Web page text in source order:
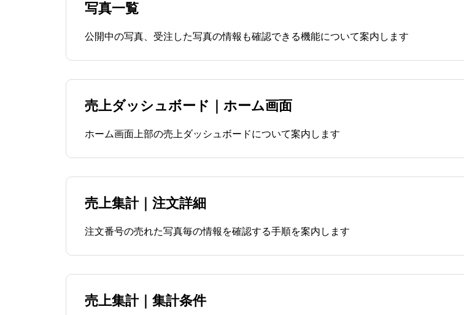
写真一覧
公開中の写真、受注した写真の情報も確認できる機能について案内します
売上ダッシュボード｜ホーム画面
ホーム画面上部の売上ダッシュボードについて案内します
売上集計｜注文詳細
注文番号の売れた写真毎の情報を確認する手順を案内します
売上集計｜集計条件